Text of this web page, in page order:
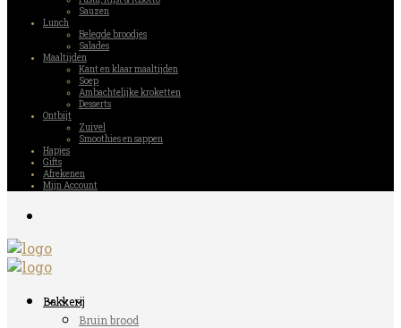
Sauzen
Lunch
Belegde broodjes
Salades
Maaltijden
Kant en klaar maaltijden
Soep
Ambachtelijke kroketten
Desserts
Ontbijt
Zuivel
Smoothies en sappen
Hapjes
Gifts
Afrekenen
Mijn Account
Bakkerij
Bruin brood